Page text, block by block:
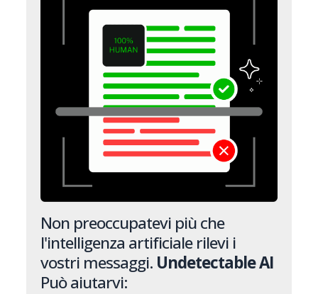
Non preoccupatevi più che
l'intelligenza artificiale rilevi i
vostri messaggi. Undetectable AI
Può aiutarvi: